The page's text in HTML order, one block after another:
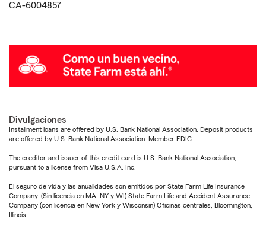
CA-6004857
Divulgaciones
Installment loans are offered by U.S. Bank National Association. Deposit products
are offered by U.S. Bank National Association. Member FDIC.
The creditor and issuer of this credit card is U.S. Bank National Association,
pursuant to a license from Visa U.S.A. Inc.
El seguro de vida y las anualidades son emitidos por State Farm Life Insurance
Company. (Sin licencia en MA, NY y WI) State Farm Life and Accident Assurance
Company (con licencia en New York y Wisconsin) Oficinas centrales, Bloomington,
Illinois.